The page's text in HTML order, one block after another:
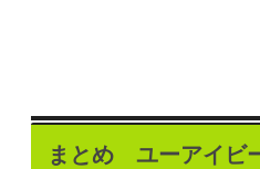
まとめ ユーアイビ